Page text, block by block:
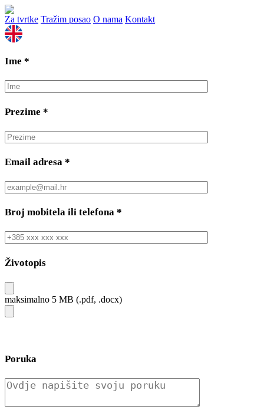
Za tvrtke Tražim posao O nama Kontakt
Ime *
Prezime *
Email adresa *
Broj mobitela ili telefona *
Životopis
maksimalno 5 MB (.pdf, .docx)
Poruka